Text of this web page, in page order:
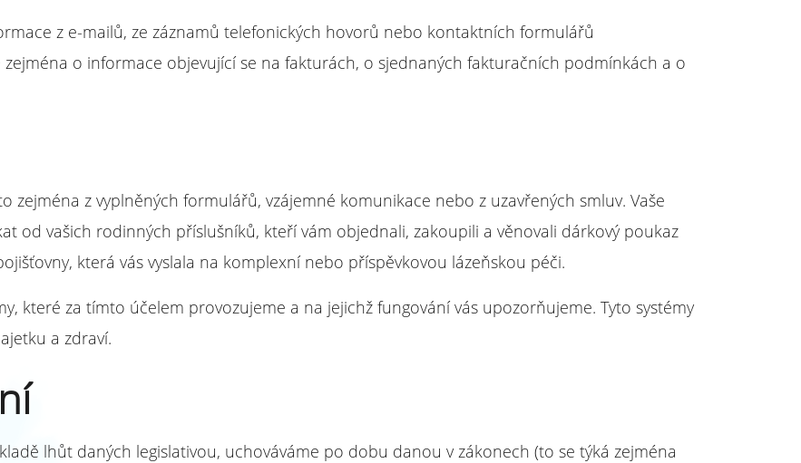
z e-mailů, ze záznamů telefonických hovorů nebo kontaktních formulářů
o informace objevující se na fakturách, o sjednaných fakturačních podmínkách a o
zejména z vyplněných formulářů, vzájemné komunikace nebo z uzavřených smluv. Vaše
od vašich rodinných příslušníků, kteří vám objednali, zakoupili a věnovali dárkový poukaz
která vás vyslala na komplexní nebo příspěvkovou lázeňskou péči.
které za tímto účelem provozujeme a na jejichž fungování vás upozorňujeme. Tyto systémy
a zdraví.
lhůt daných legislativou, uchováváme po dobu danou v zákonech (to se týká zejména